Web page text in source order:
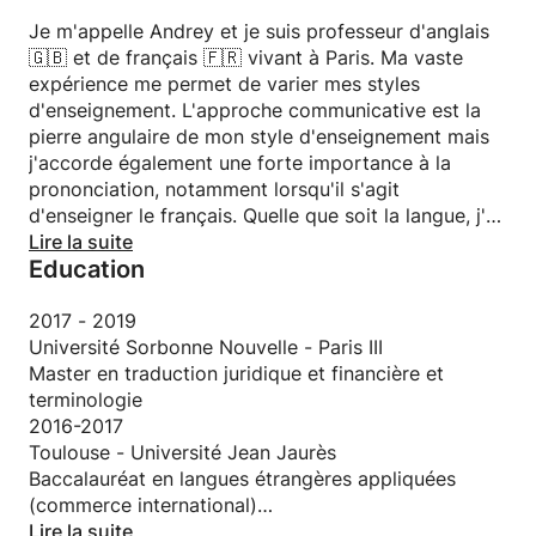
français vivant à Paris. Mon expérience me permet
de varier mes méthodes d'enseignement. L'approche
communicative est la pierre angulaire de ma
pédagogie, mais j'accorde également une grande
importance à la prononciation, en particulier
lorsqu'il s'agit d'enseigner le français. Pour toute
langue, j'ai tendance à choisir des supports
pédagogiques qui correspondent aux intérêts
personnels ou professionnels de l'élève.
Jetez un œil à quelques-uns des avis laissés par
mes élèves ci-dessous.
Je m'appelle Andrey et je suis professeur d'anglais
🇬🇧 et de français 🇫🇷 vivant à Paris. Ma vaste
expérience me permet de varier mes styles
d'enseignement. L'approche communicative est la
pierre angulaire de mon style d'enseignement mais
j'accorde également une forte importance à la
prononciation, notamment lorsqu'il s'agit
d'enseigner le français. Quelle que soit la langue, j'ai
tendance à sélectionner du matériel pédagogique
qui correspond aux intérêts personnels ou
Jetez un œil à certaines de mes critiques (elles ne
sont pas toutes ici) et laissez-les vous décrire le
tableau.
Concernant mon parcours, je suis diplômé en
enseignement du français et de l'anglais, et j'ai
également étudié la traduction juridique et le droit
informatique. Je suis baignée dans l'enseignement
Lire la suite
Education
2017 - 2019
Université Sorbonne Nouvelle - Paris III
Master en traduction juridique et financière et
terminologie
2016-2017
Toulouse - Université Jean Jaurès
Baccalauréat en langues étrangères appliquées
(commerce international)
2013-2014
Lire la suite